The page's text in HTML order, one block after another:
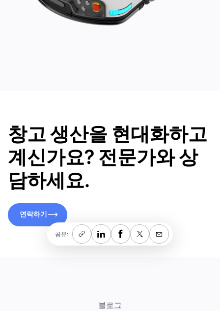
창고 생산을 현대화하고
계신가요? 전문가와 상
담하세요.
연락하기
공유:
블로그